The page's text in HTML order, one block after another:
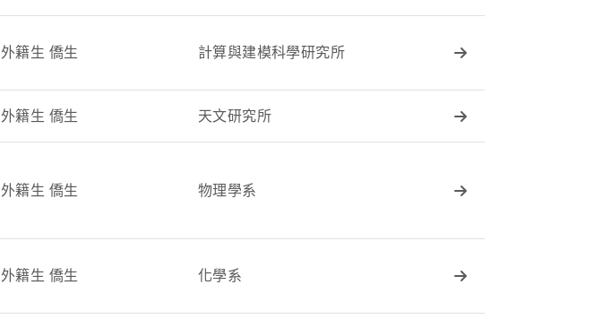
外籍生 僑生 計算與建模科學研究所
外籍生 僑生 天文研究所
外籍生 僑生 物理學系
外籍生 僑生 化學系